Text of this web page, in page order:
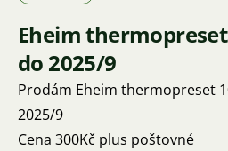
Eheim
do 2025/9
Prodám Eheim thermopreset
2025/9
Cena 300Kč plus poštovné